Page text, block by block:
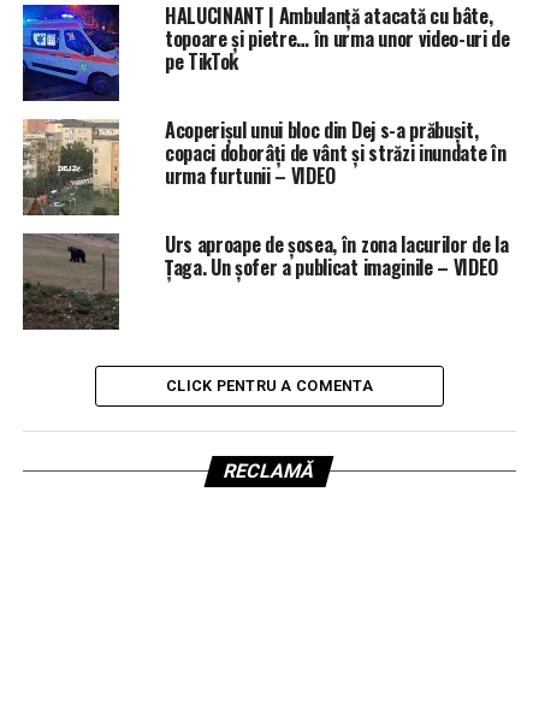
HALUCINANT | Ambulanță atacată cu bâte,
topoare și pietre… în urma unor video-uri de
pe TikTok
Acoperișul unui bloc din Dej s-a prăbușit,
copaci doborâți de vânt și străzi inundate în
urma furtunii – VIDEO
Urs aproape de șosea, în zona lacurilor de la
Țaga. Un șofer a publicat imaginile – VIDEO
CLICK PENTRU A COMENTA
RECLAMĂ